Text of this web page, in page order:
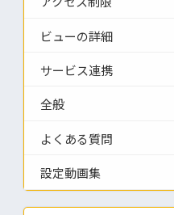
ビューの詳細
サービス連携
全般
よくある質問
設定動画集